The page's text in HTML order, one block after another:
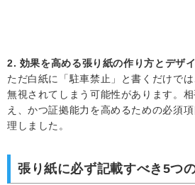
2. 効果を高める張り紙の作り方とデザ
ただ白紙に「駐車禁止」と書くだけで
無視されてしまう可能性があります。
え、かつ証拠能力を高めるための必須
理しました。
張り紙に必ず記載すべき5つ